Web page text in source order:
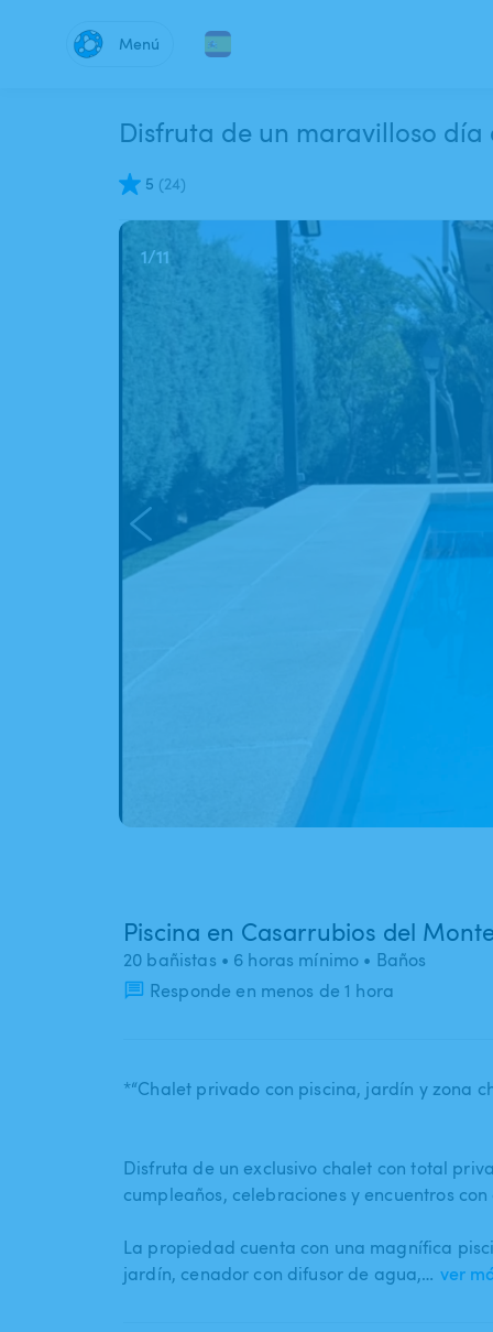
Menú
Disfruta de un maravilloso día
5 (24)
1/11
Piscina en Casarrubios del
20 bañistas • 6 horas mínimo • Baños
Responde en menos de 1 hora
*“Chalet privado con piscina​,​ jardín y zona
Disfruta de un exclusivo chalet con total
cumpleaños​,​ celebraciones y encuentros
La propiedad cuenta con una magnífica
jardín​,​ cenador con difusor de agua​,​… ver